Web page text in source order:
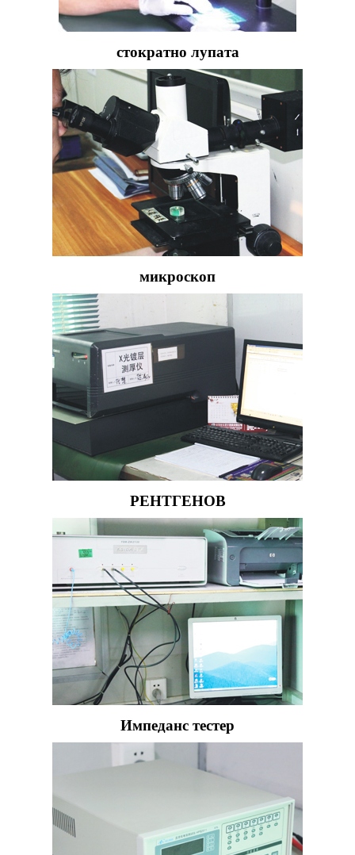
стократно лупата
микроскоп
РЕНТГЕНОВ
Импеданс тестер